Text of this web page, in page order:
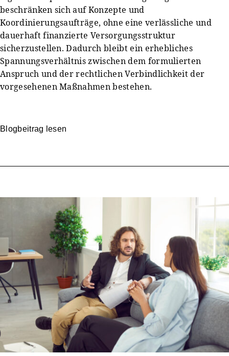
beschränken sich auf Konzepte und
Koordinierungsaufträge, ohne eine verlässliche und
dauerhaft finanzierte Versorgungsstruktur
sicherzustellen. Dadurch bleibt ein erhebliches
Spannungsverhältnis zwischen dem formulierten
Anspruch und der rechtlichen Verbindlichkeit der
vorgesehenen Maßnahmen bestehen.
Blogbeitrag lesen